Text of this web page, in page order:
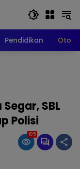
Pendidikan
SBL
Polisi
105